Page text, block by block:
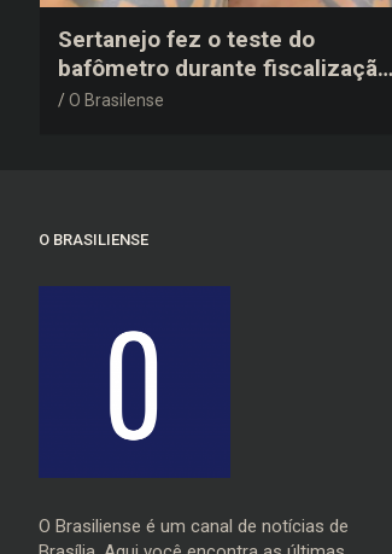
Sertanejo fez o teste do
bafômetro durante fiscalização
na estrada, deu resultado
O Brasilense
O BRASILIENSE
O Brasiliense é um canal de notícias de